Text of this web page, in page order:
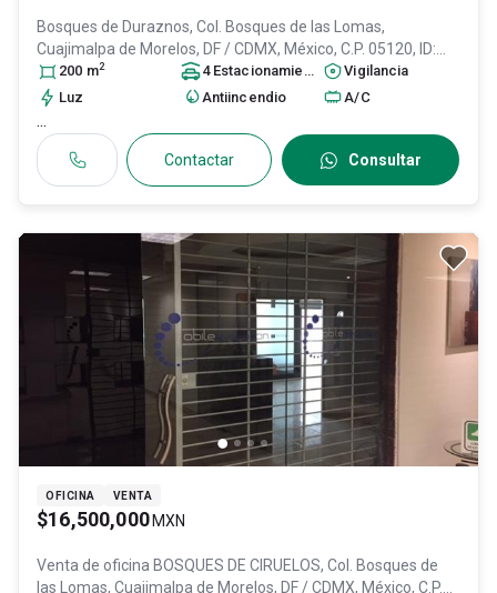
Bosques de Duraznos, Col. Bosques de las Lomas,
Cuajimalpa de Morelos, DF / CDMX, México, C.P. 05120, ID:
31599651
200 m2 4 Estacionamiento s
Vigilancia
Luz
Antiincendio A/C
...
Contactar Consultar
OFICINA VENTA
$16,500,000 MXN
Venta de oficina BOSQUES DE CIRUELOS, Col. Bosques de
las Lomas, Cuajimalpa de Morelos, DF / CDMX, México, C.P.